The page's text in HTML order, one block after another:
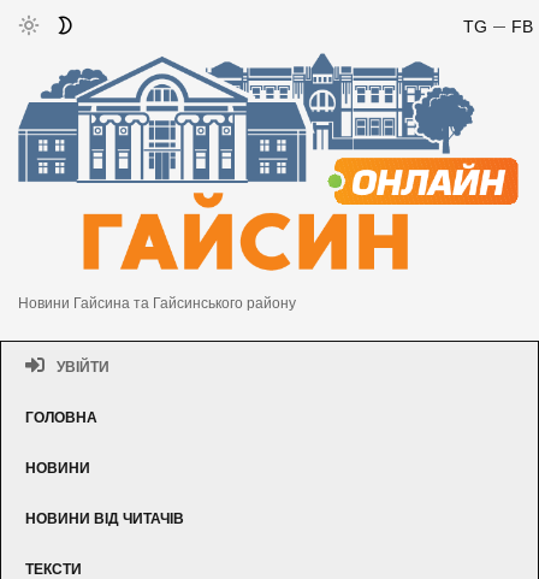
FB
TG
Новини Гайсина та Гайсинського району
УВІЙТИ
ГОЛОВНА
НОВИНИ
НОВИНИ ВІД ЧИТАЧІВ
ТЕКСТИ